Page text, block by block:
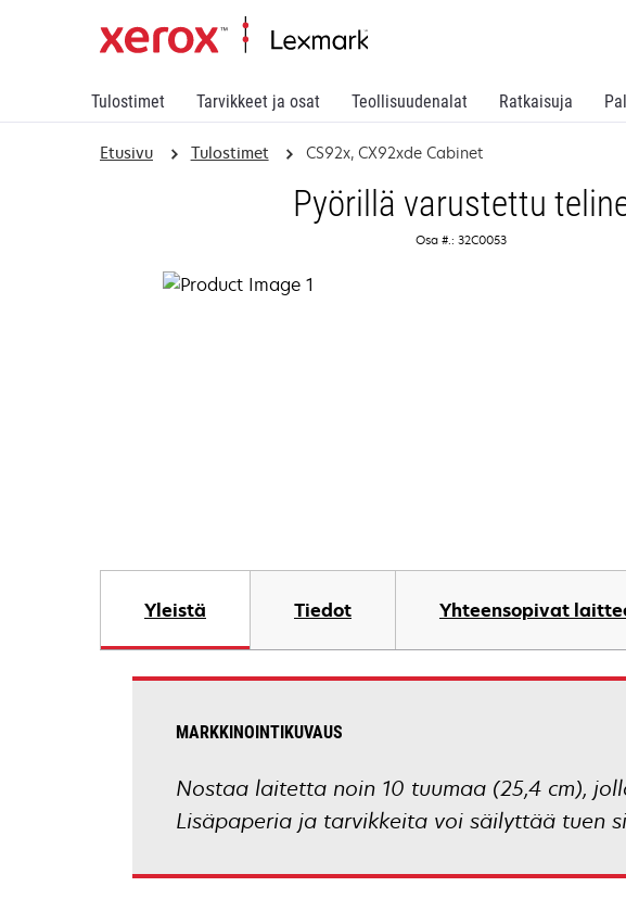
Tulostimet Tarvikkeet ja osat Teollisuudenalat Ratkaisuja
Etusivu Tulostimet CS92x, CX92xde Cabinet
Pyörillä varustettu
Osa #.: 32C0053
Yleistä Tiedot Yhteensopivat
MARKKINOINTIKUVAUS
Nostaa laitetta noin 10 tuumaa (25,4 cm),
Lisäpaperia ja tarvikkeita voi säilyttää tuen